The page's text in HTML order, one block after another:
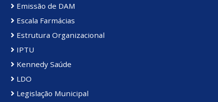
Emissão de DAM
Escala Farmácias
Estrutura Organizacional
IPTU
Kennedy Saúde
LDO
Legislação Municipal